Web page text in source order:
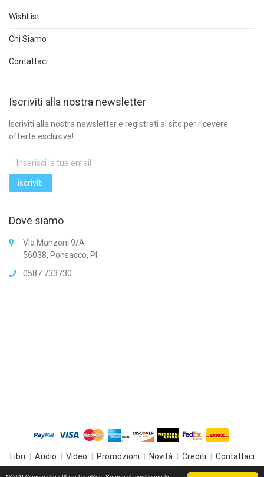
WishList
Chi Siamo
Contattaci
Iscriviti alla nostra newsletter
Iscriviti alla nostra newsletter e registrati al sito per ricevere
offerte esclusive!
Dove siamo
Via Manzoni 9/A
56038, Ponsacco, PI.
0587 733730
Libri Audio Video Promozioni Novità Crediti
Contattaci
© 2019CSB Store . All Rights Reserved.